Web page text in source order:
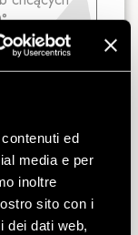
ed
media e per
inoltre
sito con i
dei dati web,